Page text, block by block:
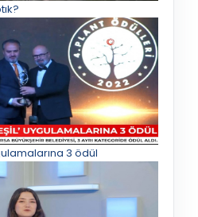
3 ödül